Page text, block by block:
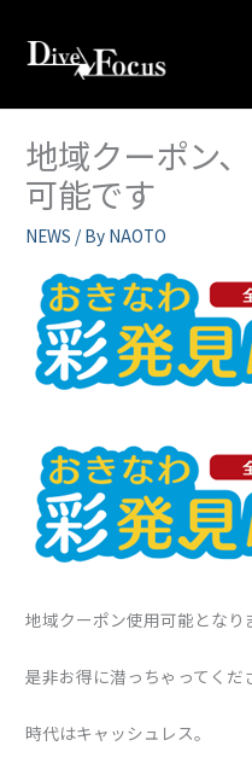
ス
地域クーポン
可能です
NEWS / By NAOTO
地域クーポン使用可能となり
是非お得に潜っちゃってくだ
時代はキャッシュレス。